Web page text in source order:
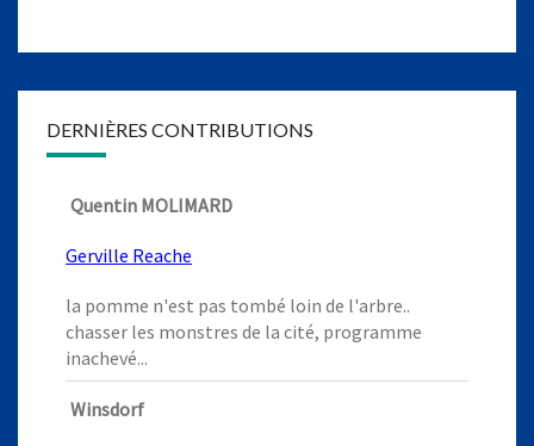
DERNIÈRES CONTRIBUTIONS
Quentin MOLIMARD
Gerville Reache
la pomme n'est pas tombé loin de l'arbre..
chasser les monstres de la cité, programme
inachevé...
Winsdorf